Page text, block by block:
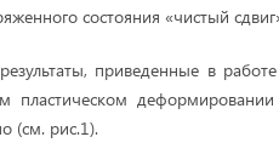
состояния «чистый
приведенные в
пластическом
(см. рис.1).